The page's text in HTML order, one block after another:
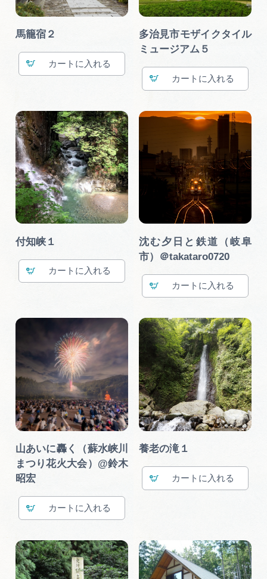
馬籠宿２
カート
多治見市モザイクタイル
ミュージアム５
カート
付知峡１
カート
沈む夕日と鉄道（岐阜
市）＠takataro0720
カート
山あいに轟く（蘇水峡川
まつり花火大会）@鈴木
昭宏
カート
養老の滝１
カート